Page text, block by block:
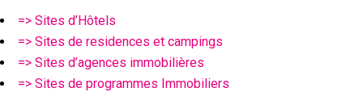
=> Sites d’Hôtels
=> Sites de residences et campings
=> Sites d’agences immobilières
=> Sites de programmes Immobiliers